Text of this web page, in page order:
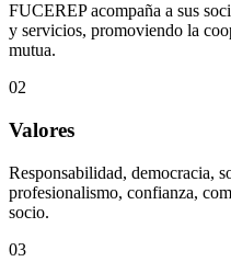
FUCEREP acompaña a sus
y servicios, promoviendo la
mutua.
02
Valores
Responsabilidad, democracia,
profesionalismo, confianza,
socio.
03